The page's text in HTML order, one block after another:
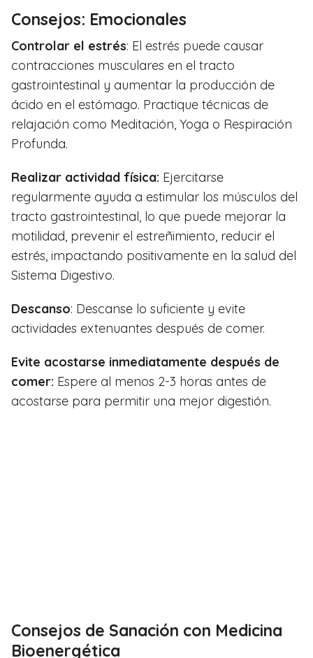
Consejos: Emocionales
Controlar el estrés: El estrés puede causar
contracciones musculares en el tracto
gastrointestinal y aumentar la producción de
ácido en el estómago. Practique técnicas de
relajación como Meditación, Yoga o Respiración
Profunda.
Realizar actividad física: Ejercitarse
regularmente ayuda a estimular los músculos del
tracto gastrointestinal, lo que puede mejorar la
motilidad, prevenir el estreñimiento, reducir el
estrés, impactando positivamente en la salud del
Sistema Digestivo.
Descanso: Descanse lo suficiente y evite
actividades extenuantes después de comer.
Evite acostarse inmediatamente después de
comer: Espere al menos 2-3 horas antes de
acostarse para permitir una mejor digestión.
Consejos de Sanación con Medicina
Bioenergética